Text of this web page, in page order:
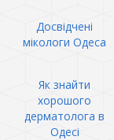
Досвідчені
мікологи Одеса
Як знайти
хорошого
дерматолога в
Одесі